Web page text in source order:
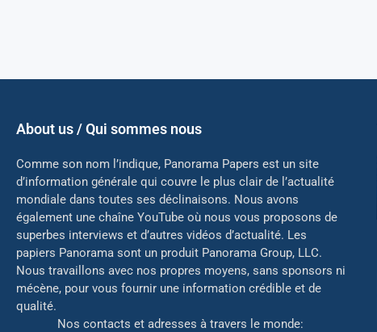
About us / Qui sommes nous
Comme son nom l’indique, Panorama Papers est un site
d’information générale qui couvre le plus clair de l’actualité
mondiale dans toutes ses déclinaisons. Nous avons
également une chaîne YouTube où nous vous proposons de
superbes interviews et d’autres vidéos d’actualité. Les
papiers Panorama sont un produit Panorama Group, LLC.
Nous travaillons avec nos propres moyens, sans sponsors ni
mécène, pour vous fournir une information crédible et de
qualité.
Nos contacts et adresses à travers le monde: